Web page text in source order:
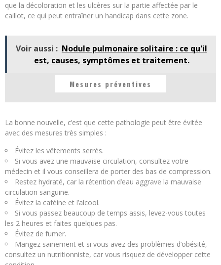
que la décoloration et les ulcères sur la partie affectée par le
caillot, ce qui peut entraîner un handicap dans cette zone.
Voir aussi : Nodule pulmonaire solitaire : ce qu'il
est, causes, symptômes et traitement.
Mesures préventives
La bonne nouvelle, c’est que cette pathologie peut être évitée
avec des mesures très simples :
Évitez les vêtements serrés.
Si vous avez une mauvaise circulation, consultez votre
médecin et il vous conseillera de porter des bas de compression.
Restez hydraté, car la rétention d’eau aggrave la mauvaise
circulation sanguine.
Évitez la caféine et l’alcool.
Si vous passez beaucoup de temps assis, levez-vous toutes
les 2 heures et faites quelques pas.
Évitez de fumer.
Mangez sainement et si vous avez des problèmes d’obésité,
consultez un nutritionniste, car vous risquez de développer cette